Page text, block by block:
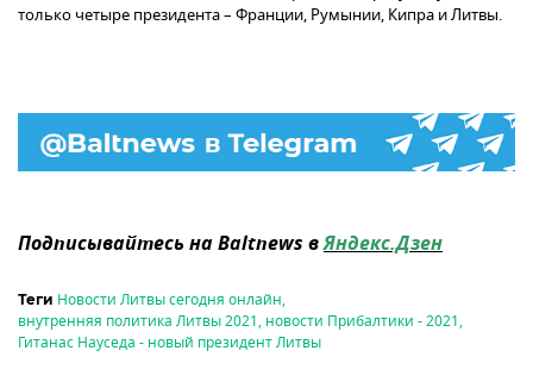
только четыре президента – Франции, Румынии, Кипра и Литвы.
Подписывайтесь на Baltnews вЯндекс.Дзен
Теги Новости Литвы сегодня онлайн,
внутренняя политика Литвы 2021, новости Прибалтики - 2021,
Гитанас Науседа - новый президент Литвы